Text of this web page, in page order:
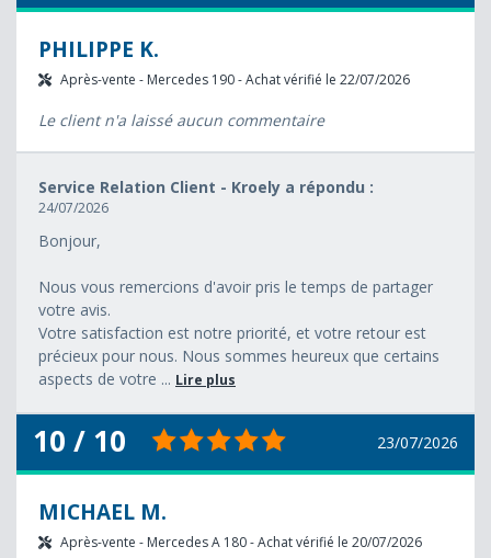
PHILIPPE K.
Après-vente - Mercedes 190 - Achat vérifié le 22/07/2026
Le client n'a laissé aucun commentaire
Service Relation Client - Kroely a répondu :
24/07/2026
Bonjour,
Nous vous remercions d'avoir pris le temps de partager
votre avis.
Votre satisfaction est notre priorité, et votre retour est
précieux pour nous. Nous sommes heureux que certains
aspects de votre ... Lire plus
10 / 10 23/07/2026
MICHAEL M.
Après-vente - Mercedes A 180 - Achat vérifié le 20/07/2026